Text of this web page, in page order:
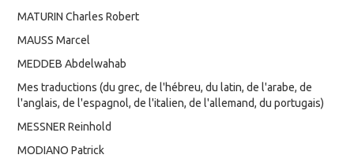
MATURIN Charles Robert
MAUSS Marcel
MEDDEB Abdelwahab
Mes traductions (du grec, de l'hébreu, du latin, de l'arabe, de
l'anglais, de l'espagnol, de l'italien, de l'allemand, du portugais)
MESSNER Reinhold
MODIANO Patrick